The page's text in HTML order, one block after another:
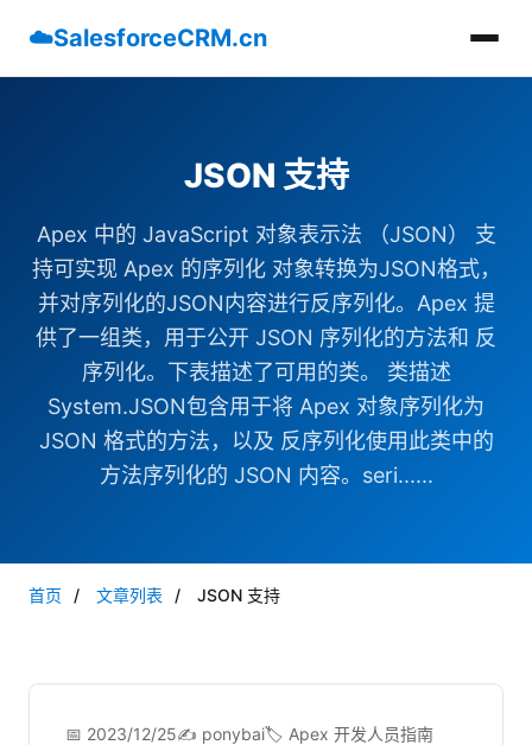
☁️SalesforceCRM.cn
JSON 支持
Apex 中的 JavaScript 对象表示法 （JSON） 支
持可实现 Apex 的序列化 对象转换为JSON格式，
并对序列化的JSON内容进行反序列化。Apex 提
供了一组类，用于公开 JSON 序列化的方法和 反
序列化。下表描述了可用的类。 类描述
System.JSON包含用于将 Apex 对象序列化为
JSON 格式的方法，以及 反序列化使用此类中的
方法序列化的 JSON 内容。seri......
首页 / 文章列表 / JSON 支持
📅 2023/12/25✍️ ponybai🏷️ Apex 开发人员指南